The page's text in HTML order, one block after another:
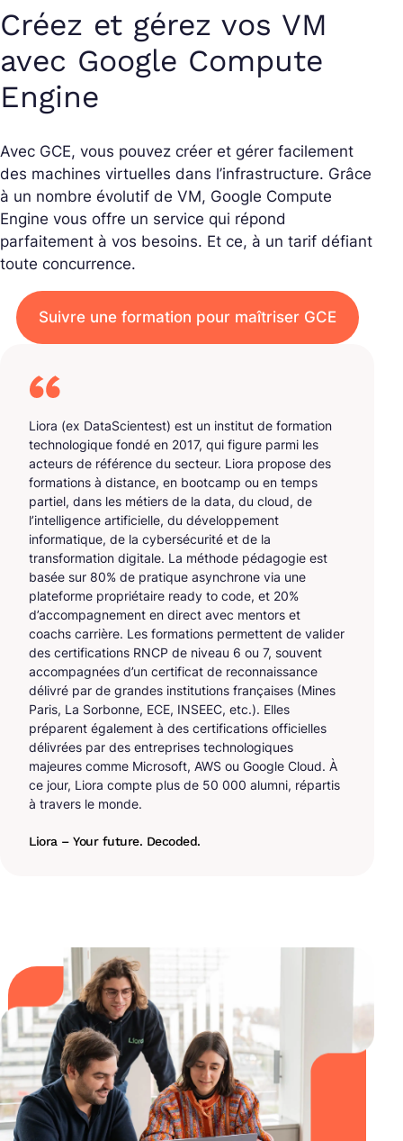
Créez et gérez vos VM
avec Google Compute
Engine
Avec GCE, vous pouvez créer et gérer facilement
des machines virtuelles dans l’infrastructure. Grâce
à un nombre évolutif de VM, Google Compute
Engine vous offre un service qui répond
parfaitement à vos besoins. Et ce, à un tarif défiant
toute concurrence.
Suivre une formation pour maîtriser GCE
Liora (ex DataScientest) est un institut de formation
technologique fondé en 2017, qui figure parmi les
acteurs de référence du secteur. Liora propose des
formations à distance, en bootcamp ou en temps
partiel, dans les métiers de la data, du cloud, de
l’intelligence artificielle, du développement
informatique, de la cybersécurité et de la
transformation digitale. La méthode pédagogie est
basée sur 80% de pratique asynchrone via une
plateforme propriétaire ready to code, et 20%
d’accompagnement en direct avec mentors et
coachs carrière. Les formations permettent de valider
des certifications RNCP de niveau 6 ou 7, souvent
accompagnées d’un certificat de reconnaissance
délivré par de grandes institutions françaises (Mines
Paris, La Sorbonne, ECE, INSEEC, etc.). Elles
préparent également à des certifications officielles
délivrées par des entreprises technologiques
majeures comme Microsoft, AWS ou Google Cloud. À
ce jour, Liora compte plus de 50 000 alumni, répartis
à travers le monde.
Liora – Your future. Decoded.